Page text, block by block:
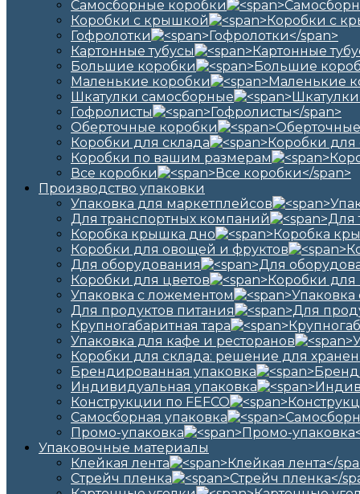
Самосборные коробки
Коробки с крышкой
Гофролотки
Картонные тубусы
Большие коробки
Маленькие коробки
Шкатулки самосборные
Гофролисты
Оберточные коробки
Коробки для склада
Коробки по вашим размерам
Все коробки
Производство упаковки
Упаковка для маркетплейсов
Для транспортных компаний
Коробка крышка дно
Коробки для овощей и фруктов
Для оборудования
Коробки для цветов
Упаковка с ложементом
Для продуктов питания
Крупногабаритная тара
Упаковка для кафе и ресторанов
Коробки для склада: решение для
Брендированная упаковка
Индивидуальная упаковка
Конструкции по FEFCO
Самосборная упаковка
Промо-упаковка
Упаковочные материалы
Клейкая лента
Стрейч пленка